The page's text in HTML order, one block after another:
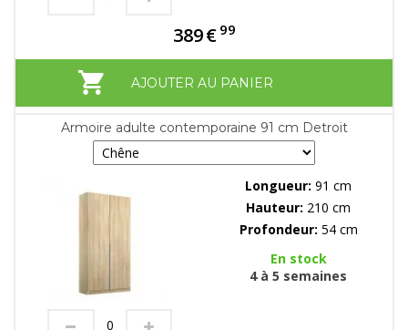
389€ 99
AJOUTER AU PANIER
Armoire adulte contemporaine 91 cm Detroit
Longueur: 91 cm
Hauteur: 210 cm
Profondeur: 54 cm
En stock
4 à 5 semaines